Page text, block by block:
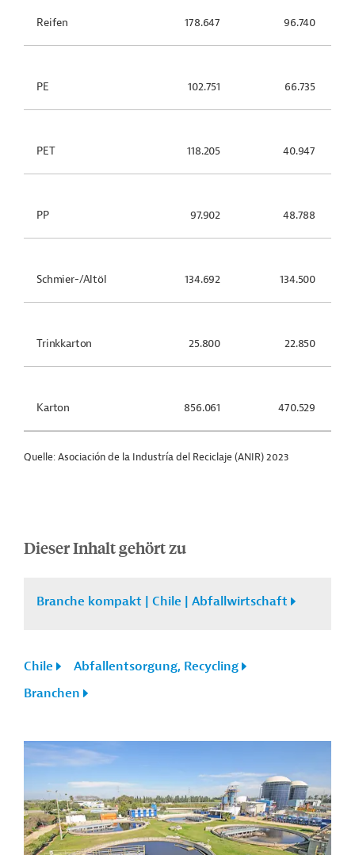
Reifen 178.647 96.740
PE 102.751 66.735
PET 118.205 40.947
PP 97.902 48.788
Schmier-/Altöl 134.692 134.500
Trinkkarton 25.800 22.850
Karton 856.061 470.529
Quelle: Asociación de la Industría del Reciclaje (ANIR) 2023
Dieser Inhalt gehört zu
Branche kompakt | Chile | Abfallwirtschaft
Chile
Abfallentsorgung, Recycling
Branchen